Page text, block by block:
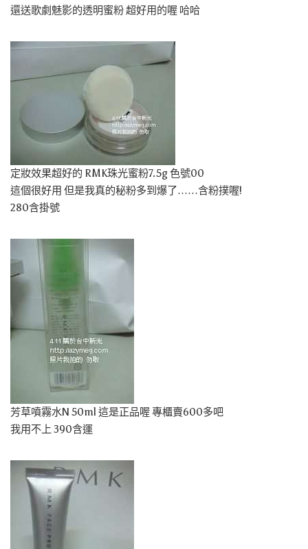
還送歌劇魅影的透明蜜粉 超好用的喔 哈哈
定妝效果超好的 RMK珠光蜜粉7.5g 色號00
這個很好用 但是我真的秘粉多到爆了……含粉撲喔!
280含掛號
芳草噴霧水N 50ml 這是正品喔 專櫃賣600多吧
我用不上 390含運